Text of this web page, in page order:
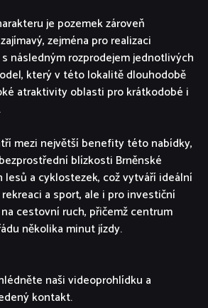
je pozemek zároveň
zejména pro realizaci
následným rozprodejem jednotlivých
který v této lokalitě dlouhodobě
atraktivity oblasti pro krátkodobé i
mezi největší benefity této nabídky,
blízkosti Brněnské
lesů a cyklostezek, což vytváří ideální
a sport, ale i pro investiční
cestovní ruch, přičemž centrum
několika minut jízdy.
naši videoprohlídku a
kontakt.